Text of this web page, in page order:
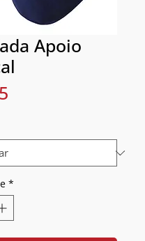
Apoio
*